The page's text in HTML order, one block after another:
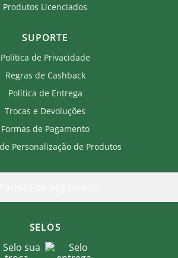
Produtos Licenciados
SUPORTE
Política de Privacidade
Regras de Cashback
Política de Entrega
Trocas e Devoluções
Formas de Pagamento
Personalização de Produtos
SELOS